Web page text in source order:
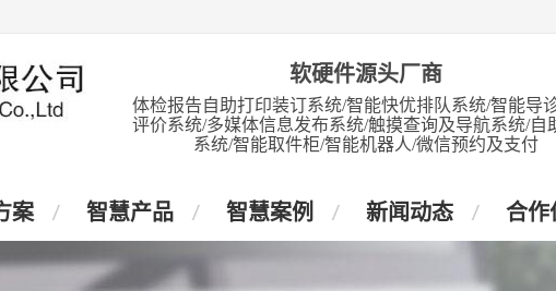
软硬件源头厂商
体检报告自助打印装订系统/智能快优排队系统/智能导
评价系统/多媒体信息发布系统/触摸查询及导航系统/自
系统/智能取件柜/智能机器人/微信预约及支付
案 智慧产品 智慧案例 新闻动态 合作